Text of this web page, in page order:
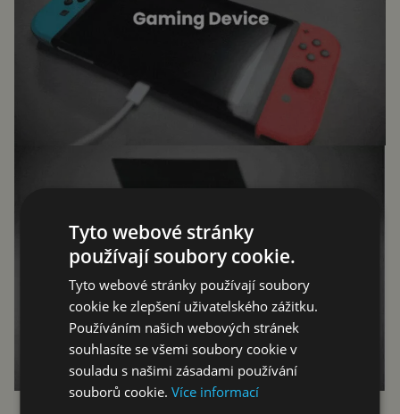
Tyto webové stránky
používají soubory cookie.
Tyto webové stránky používají soubory
cookie ke zlepšení uživatelského zážitku.
Používáním našich webových stránek
souhlasíte se všemi soubory cookie v
souladu s našimi zásadami používání
souborů cookie.Více informací